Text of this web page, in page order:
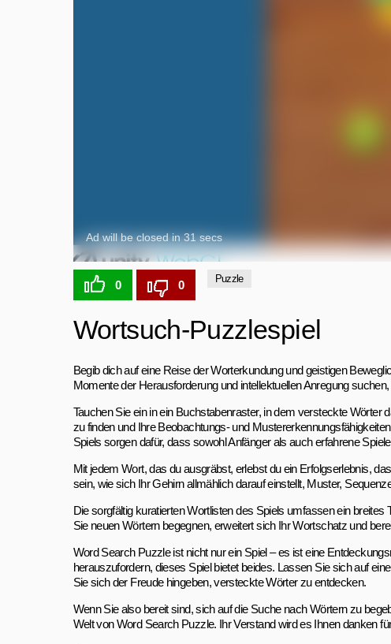
0 0 Puzzle
Wortsuch-Puzzlespiel
Begib dich auf eine Reise der Worterkundung und geistigen
Momente der Herausforderung und intellektuellen Anregung
Tauchen Sie ein in ein Buchstabenraster, in dem versteckte
zu finden und Ihre Beobachtungs- und
Spiels sorgen dafür, dass sowohl Anfänger als auch erfahrene
Mit jedem Wort, das du ausgräbst, erlebst du ein Erfolgserlebnis,
sein, wie sich Ihr Gehirn allmählich darauf einstellt, Muster,
Die sorgfältig kuratierten Wortlisten des Spiels umfassen ein
Sie neuen Wörtern begegnen, erweitert sich Ihr Wortschatz und
Word Search Puzzle ist nicht nur ein Spiel – es ist eine
herauszufordern, dieses Spiel bietet beides. Lassen Sie sich auf
Sie sich der Freude hingeben, versteckte Wörter zu entdecken.
Wenn Sie also bereit sind, sich auf die Suche nach Wörtern zu
Welt von Word Search Puzzle. Ihr Verstand wird es Ihnen danken